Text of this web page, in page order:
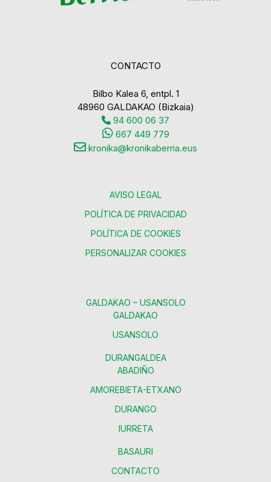
CONTACTO
Bilbo Kalea 6, entpl. 1
48960 GALDAKAO (Bizkaia)
94 600 06 37
667 449 779
kronika@kronikaberria.eus
AVISO LEGAL
POLÍTICA DE PRIVACIDAD
POLÍTICA DE COOKIES
PERSONALIZAR COOKIES
GALDAKAO – USANSOLO
GALDAKAO
USANSOLO
DURANGALDEA
ABADIÑO
AMOREBIETA-ETXANO
DURANGO
IURRETA
BASAURI
CONTACTO